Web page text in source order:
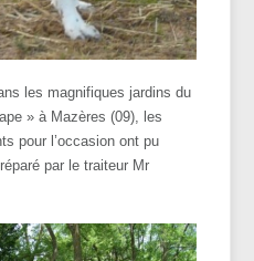
les magnifiques jardins du
» à Mazères (09), les
pour l’occasion ont pu
par le traiteur Mr